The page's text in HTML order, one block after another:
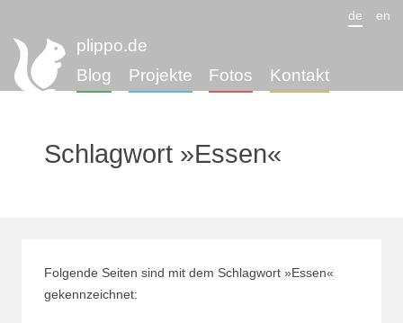
plippo.de
Blog
Projekte Fotos Kontakt
de en
Schlagwort »Essen«
Folgende Seiten sind mit dem Schlagwort »Essen«
gekennzeichnet: